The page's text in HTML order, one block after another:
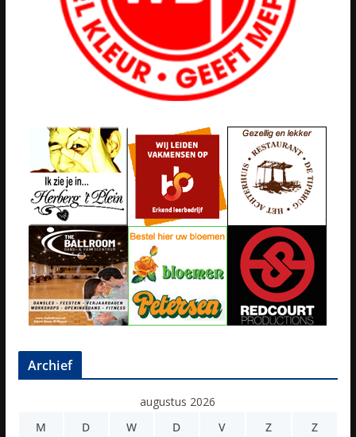
Archief
augustus 2026
M
D W D V Z Z